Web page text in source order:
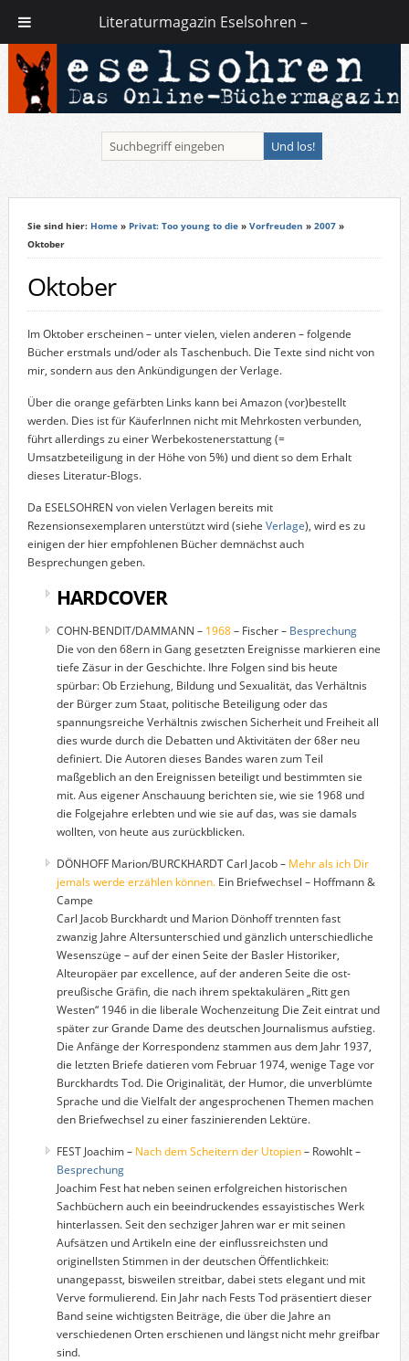
Sie sind hier: Home» Privat: Too young to die» Vorfreuden » 2007»
Oktober
Oktober
Im Oktober erscheinen – unter vielen, vielen anderen – folgende
Bücher erstmals und/oder als Taschenbuch. Die Texte sind nicht von
mir, sondern aus den Ankündigungen der Verlage.
Über die orange gefärbten Links kann bei Amazon (vor)bestellt
werden. Dies ist für KäuferInnen nicht mit Mehrkosten verbunden,
führt allerdings zu einer Werbekostenerstattung (=
Umsatzbeteiligung in der Höhe von 5%) und dient so dem Erhalt
dieses Literatur-Blogs.
Da ESELSOHREN von vielen Verlagen bereits mit
Rezensionsexemplaren unterstützt wird (siehe Verlage), wird es zu
einigen der hier empfohlenen Bücher demnächst auch
Besprechungen geben.
HARDCOVER
COHN-BENDIT/DAMMANN – 1968– Fischer – Besprechung
Die von den 68ern in Gang gesetzten Ereignisse markieren eine
tiefe Zäsur in der Geschichte. Ihre Folgen sind bis heute
spürbar: Ob Erziehung, Bildung und Sexualität, das Verhältnis
der Bürger zum Staat, politische Beteiligung oder das
spannungsreiche Verhältnis zwischen Sicherheit und Freiheit all
dies wurde durch die Debatten und Aktivitäten der 68er neu
definiert. Die Autoren dieses Bandes waren zum Teil
maßgeblich an den Ereignissen beteiligt und bestimmten sie
mit. Aus eigener Anschauung berichten sie, wie sie 1968 und
die Folgejahre erlebten und wie sie auf das, was sie damals
wollten, von heute aus zurückblicken.
DÖNHOFF Marion/BURCKHARDT Carl Jacob – Mehr als ich Dir
jemals werde erzählen können.Ein Briefwechsel – Hoffmann &
Campe
Carl Jacob Burckhardt und Marion Dönhoff trennten fast
zwanzig Jahre Altersunterschied und gänzlich unterschiedliche
Wesenszüge – auf der einen Seite der Basler Historiker,
Alteuropäer par excellence, auf der anderen Seite die ost-
preußische Gräfin, die nach ihrem spektakulären „Ritt gen
Westen“ 1946 in die liberale Wochenzeitung Die Zeit eintrat und
später zur Grande Dame des deutschen Journalismus aufstieg.
Die Anfänge der Korrespondenz stammen aus dem Jahr 1937,
die letzten Briefe datieren vom Februar 1974, wenige Tage vor
Burckhardts Tod. Die Originalität, der Humor, die unverblümte
Sprache und die Vielfalt der angesprochenen Themen machen
den Briefwechsel zu einer faszinierenden Lektüre.
FEST Joachim – Nach dem Scheitern der Utopien– Rowohlt –
Besprechung
Joachim Fest hat neben seinen erfolgreichen historischen
Sachbüchern auch ein beeindruckendes essayistisches Werk
hinterlassen. Seit den sechziger Jahren war er mit seinen
Aufsätzen und Artikeln eine der einflussreichsten und
originellsten Stimmen in der deutschen Öffentlichkeit:
unangepasst, bisweilen streitbar, dabei stets elegant und mit
Verve formulierend. Ein Jahr nach Fests Tod präsentiert dieser
Band seine wichtigsten Beiträge, die über die Jahre an
verschiedenen Orten erschienen und längst nicht mehr greifbar
sind.
Literaturmagazin Eselsohren –